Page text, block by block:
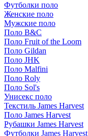
Футболки поло
Женские поло
Мужские поло
Поло B&C
Поло Fruit of the Loom
Поло Gildan
Поло JHK
Поло Malfini
Поло Roly
Поло Sol's
Унисекс поло
Текстиль James Harvest
Поло James Harvest
Рубашки James Harvest
Футболки James Harvest